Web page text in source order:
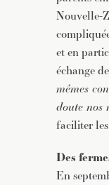
Nouvelle-
et en
échange
mêmes
doute nos
faciliter
Des
En